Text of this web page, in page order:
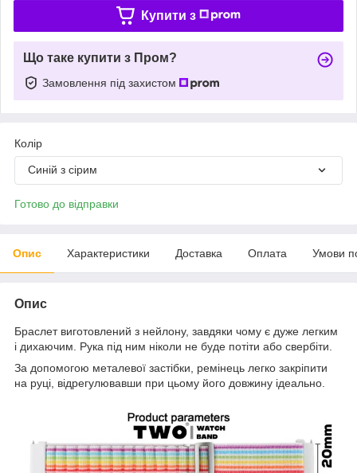
Купити з
Що таке купити з Пром?
Замовлення під захистом
Колір
Синій з сірим
Готово до відправки
Опис Характеристики Доставка Оплата Умови
Опис
Браслет виготовлений з нейлону, завдяки чому є дуже легким
і дихаючим. Рука під ним ніколи не буде потіти або свербіти.
За допомогою металевої застібки, ремінець легко закріпити
на руці, відрегулювавши при цьому його довжину ідеально.